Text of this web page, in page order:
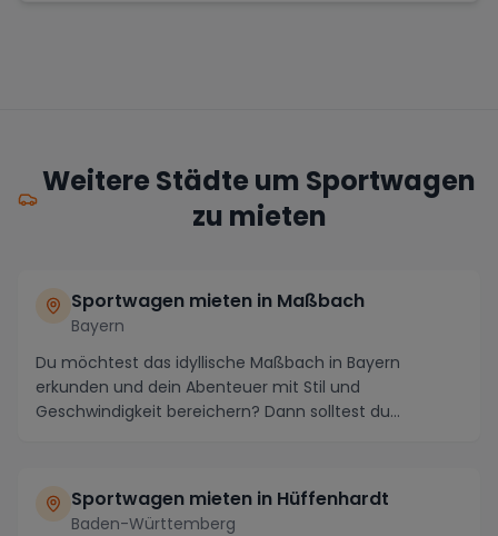
Weitere Städte um Sportwagen
zu mieten
Sportwagen mieten in Maßbach
Bayern
Du möchtest das idyllische Maßbach in Bayern
erkunden und dein Abenteuer mit Stil und
Geschwindigkeit bereichern? Dann solltest du
Sportwagen mieten in Hüffenhardt
Baden-Württemberg